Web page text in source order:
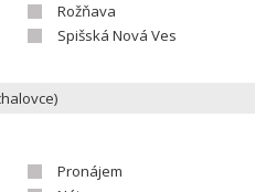
Rožňava
Spišská Nová Ves
Pronájem